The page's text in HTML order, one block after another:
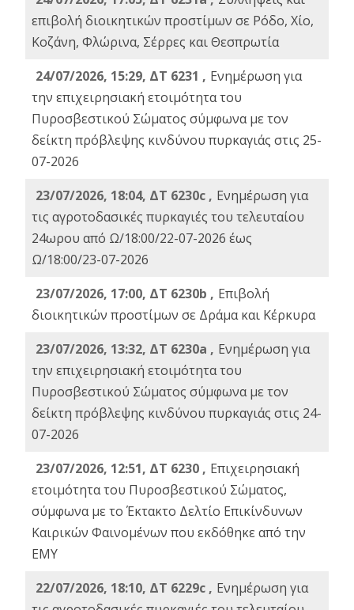
επιβολή διοικητικών προστίμων σε Ρόδο, Χίο,
Κοζάνη, Φλώρινα, Σέρρες και Θεσπρωτία
24/07/2026, 15:29, ΔΤ 6231 , Ενημέρωση για
την επιχειρησιακή ετοιμότητα του
Πυροσβεστικού Σώματος σύμφωνα με τον
δείκτη πρόβλεψης κινδύνου πυρκαγιάς στις 25-
07-2026
23/07/2026, 18:04, ΔΤ 6230c , Ενημέρωση για
τις αγροτοδασικές πυρκαγιές του τελευταίου
24ωρου από Ω/18:00/22-07-2026 έως
Ω/18:00/23-07-2026
23/07/2026, 17:00, ΔΤ 6230b , Επιβολή
διοικητικών προστίμων σε Δράμα και Κέρκυρα
23/07/2026, 13:32, ΔΤ 6230a , Ενημέρωση για
την επιχειρησιακή ετοιμότητα του
Πυροσβεστικού Σώματος σύμφωνα με τον
δείκτη πρόβλεψης κινδύνου πυρκαγιάς στις 24-
07-2026
23/07/2026, 12:51, ΔΤ 6230 , Επιχειρησιακή
ετοιμότητα του Πυροσβεστικού Σώματος,
σύμφωνα με το Έκτακτο Δελτίο Επικίνδυνων
Καιρικών Φαινομένων που εκδόθηκε από την
ΕΜΥ
22/07/2026, 18:10, ΔΤ 6229c , Ενημέρωση για